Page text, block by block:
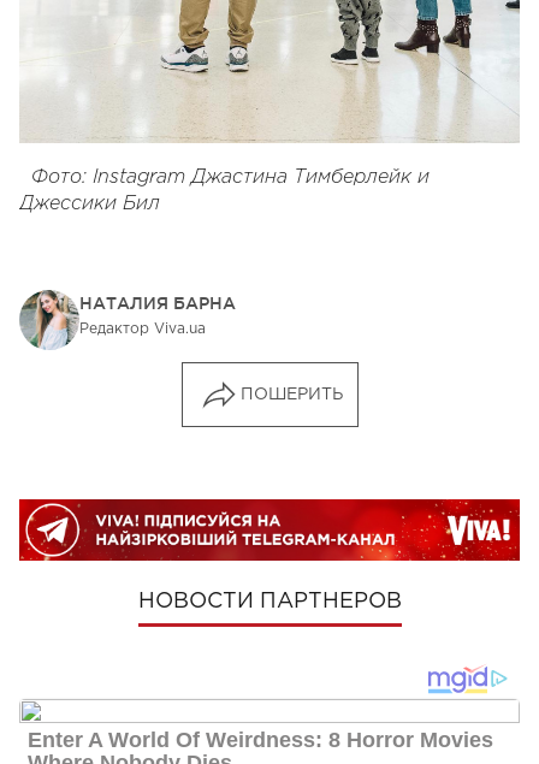
Фото: Instagram Джастина Тимберлейк и
Джессики Бил
НАТАЛИЯ БАРНА
Редактор Viva.ua
ПОШЕРИТЬ
НОВОСТИ ПАРТНЕРОВ